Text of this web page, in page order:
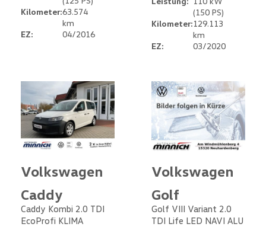
Kilometer:63.574
km
EZ:
04/2016
(150 PS)
Kilometer:129.113
km
EZ:
03/2020
Volkswagen
Caddy
Caddy Kombi 2.0 TDI
EcoProfi KLIMA
Volkswagen
Golf
Golf VIII Variant 2.0
TDI Life LED NAVI ALU